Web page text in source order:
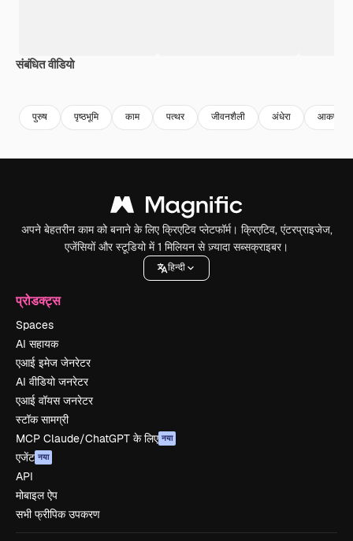
संबंधित वीडियो
पुरुष पृष्ठभूमि काम पत्थर जीवनशैली अंधेरा आकर्षक
अपने बेहतरीन काम को बनाने के लिए क्रिएटिव प्लेटफॉर्म। क्रिएटिव, एंटरप्राइजेज,
एजेंसियों और स्टूडियो में 1 मिलियन से ज़्यादा सब्सक्राइबर।
हिन्दी
प्रोडक्ट्स
Spaces
AI सहायक
एआई इमेज जेनरेटर
AI वीडियो जनरेटर
एआई वॉयस जनरेटर
स्टॉक सामग्री
MCP Claude/ChatGPT के लिए नया
एजेंट नया
API
मोबाइल ऐप
सभी फ्रीपिक उपकरण